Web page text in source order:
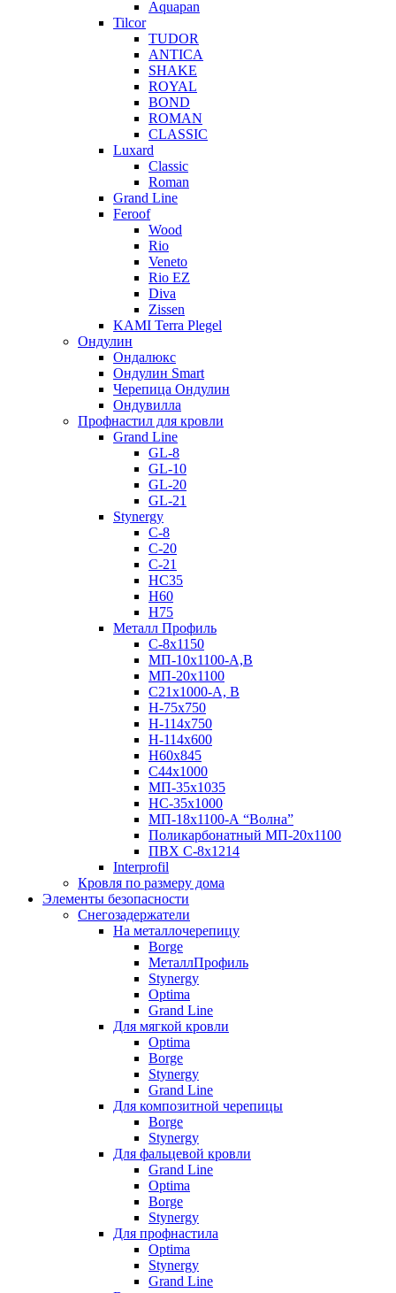
Aquapan
Tilcor
TUDOR
ANTICA
SHAKE
ROYAL
BOND
ROMAN
CLASSIC
Luxard
Classic
Roman
Grand Line
Feroof
Wood
Rio
Veneto
Rio EZ
Diva
Zissen
KAMI Terra Plegel
Ондулин
Ондалюкс
Ондулин Smart
Черепица Ондулин
Ондувилла
Профнастил для кровли
Grand Line
GL-8
GL-10
GL-20
GL-21
Stynergy
C-8
C-20
C-21
НС35
Н60
H75
Металл Профиль
С-8х1150
МП-10x1100-А,В
МП-20х1100
С21х1000-А, В
H-75х750
Н-114х750
Н-114х600
Н60х845
С44х1000
МП-35х1035
НС-35х1000
МП-18х1100-А “Волна”
Поликарбонатный МП-20х1100
ПВХ С-8х1214
Interprofil
Кровля по размеру дома
Элементы безопасности
Снегозадержатели
На металлочерепицу
Borge
МеталлПрофиль
Stynergy
Optima
Grand Line
Для мягкой кровли
Optima
Borge
Stynergy
Grand Line
Для композитной черепицы
Borge
Stynergy
Для фальцевой кровли
Grand Line
Optima
Borge
Stynergy
Для профнастила
Optima
Stynergy
Grand Line